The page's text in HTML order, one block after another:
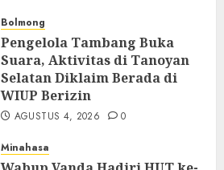
Bolmong
Pengelola Tambang Buka
Suara, Aktivitas di Tanoyan
Selatan Diklaim Berada di
WIUP Berizin
AGUSTUS 4, 2026 0
Minahasa